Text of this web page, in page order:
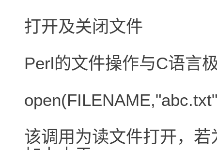
打开及关闭文件
Perl的文件操作与C语言
该调用为读文件打开，